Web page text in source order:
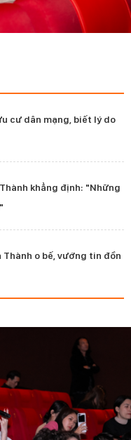
cư dân mạng, biết lý do
khẳng định: "Những
o bế, vướng tin đồn